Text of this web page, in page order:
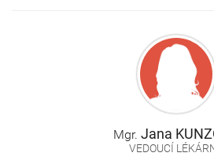
Mgr. Jana
VEDOUCÍ